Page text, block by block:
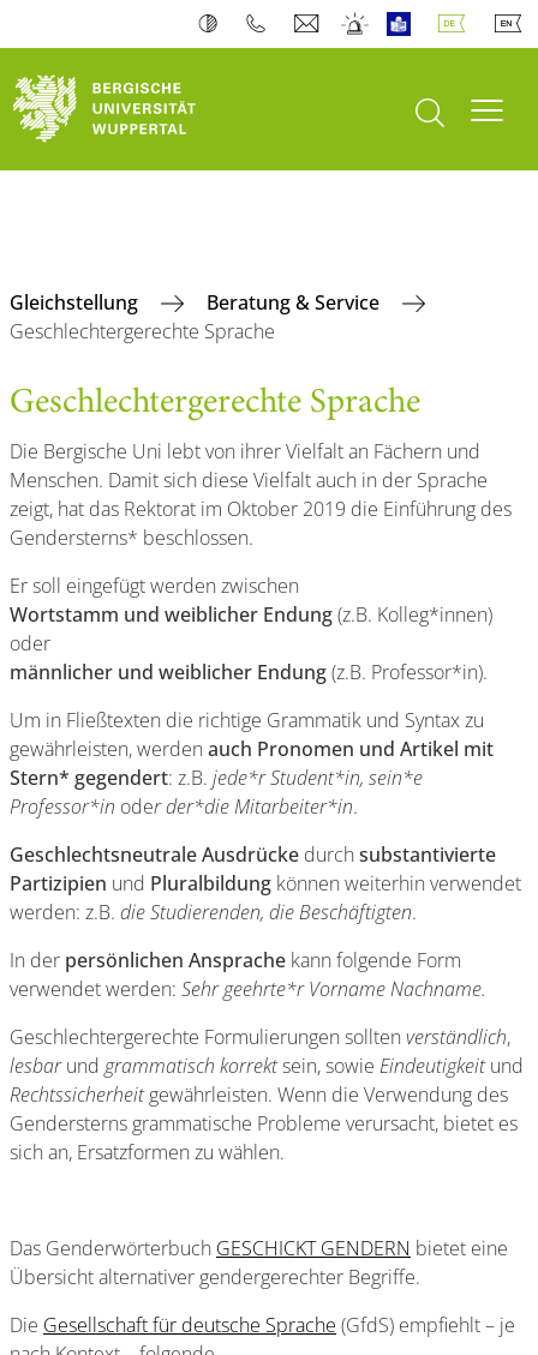
Suche öffnen
Gleichstellung
Beratung & Service
Geschlechtergerechte Sprache
Geschlechtergerechte Sprache
Die Bergische Uni lebt von ihrer Vielfalt an Fächern und
Menschen. Damit sich diese Vielfalt auch in der Sprache
zeigt, hat das Rektorat im Oktober 2019 die Einführung des
Gendersterns* beschlossen.
Er soll eingefügt werden zwischen
Wortstamm und weiblicher Endung(z.B. Kolleg*innen)
oder
männlicher und weiblicher Endung(z.B. Professor*in).
Um in Fließtexten die richtige Grammatik und Syntax zu
gewährleisten, werden auch Pronomen und Artikel mit
Stern* gegendert: z.B. jede*r Student*in, sein*e
Professor*in oder der*die Mitarbeiter*in.
Geschlechtsneutrale Ausdrücke durch substantivierte
Partizipien und Pluralbildung können weiterhin verwendet
werden: z.B. die Studierenden, die Beschäftigten.
In der persönlichen Ansprache kann folgende Form
verwendet werden: Sehr geehrte*r Vorname Nachname.
Geschlechtergerechte Formulierungen sollten verständlich,
lesbarund grammatisch korrektsein, sowie Eindeutigkeitund
Rechtssicherheitgewährleisten. Wenn die Verwendung des
Gendersterns grammatische Probleme verursacht, bietet es
sich an, Ersatzformen zu wählen.
Das Genderwörterbuch GESCHICKT GENDERN bietet eine
Übersicht alternativer gendergerechter Begriffe.
Die Gesellschaft für deutsche Sprache (GfdS) empfiehlt – je